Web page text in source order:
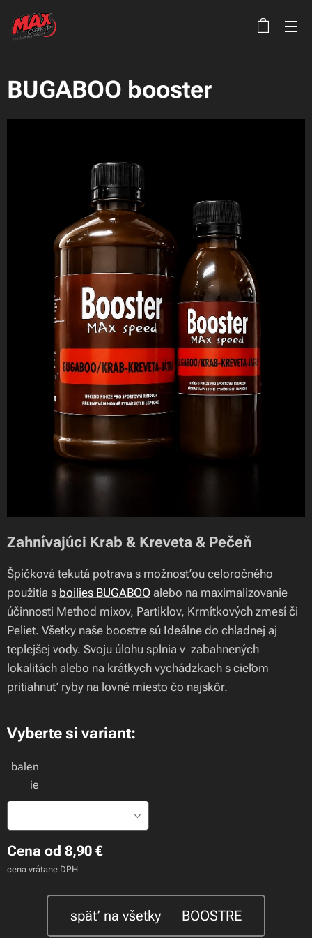
BUGABOO booster
Zahnívajúci Krab & Kreveta & Pečeň
Špičková tekutá potrava s možnosťou celoročného
použitia s boilies BUGABOO alebo na maximalizovanie
účinnosti Method mixov, Partiklov, Krmítkových zmesí či
Peliet. Všetky naše boostre sú Ideálne do chladnej aj
teplejšej vody. Svoju úlohu splnia v zabahnených
lokalitách alebo na krátkych vychádzkach s cieľom
pritiahnuť ryby na lovné miesto čo najskôr.
Vyberte si variant:
balen
ie
Cena od 8,90 €
cena vrátane DPH
späť na všetky 🍃BOOSTRE